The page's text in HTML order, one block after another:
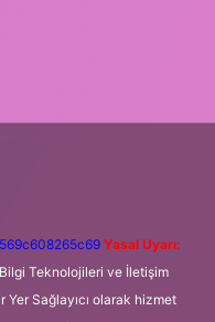
Yasal Uyarı:
Teknolojileri ve İletişim
Yer Sağlayıcı olarak hizmet